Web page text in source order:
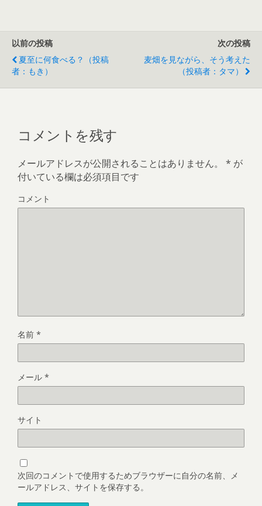
以前の投稿
夏至に何食べる？（投稿
者：もき）
次の投稿
麦畑を見ながら、そう考えた
（投稿者：タマ）
コメントを残す
メールアドレスが公開されることはありません。 * が
付いている欄は必須項目です
コメント
名前 *
メール *
サイト
次回のコメントで使用するためブラウザーに自分の名前、メ
ールアドレス、サイトを保存する。